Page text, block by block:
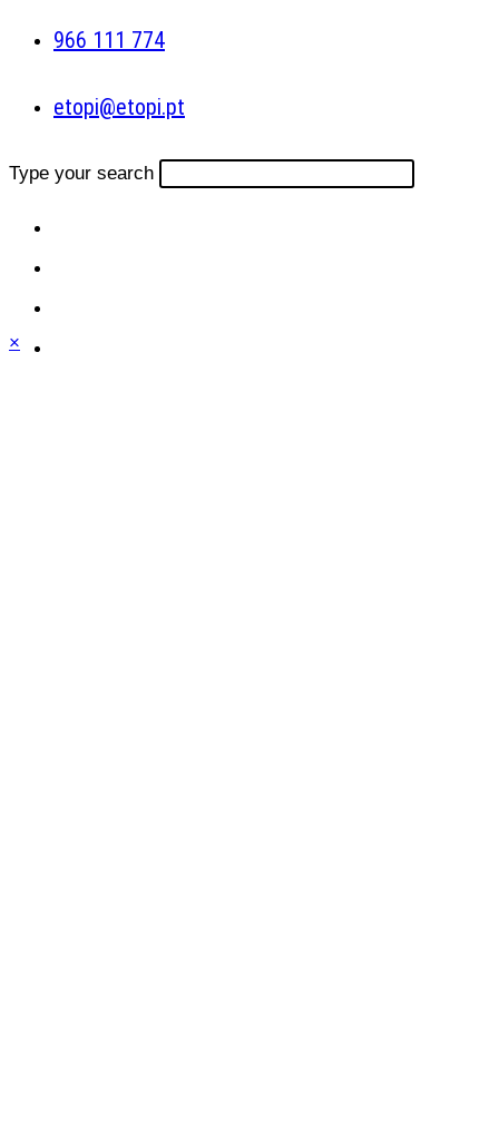
966 111 774
etopi@etopi.pt
Type your search
×